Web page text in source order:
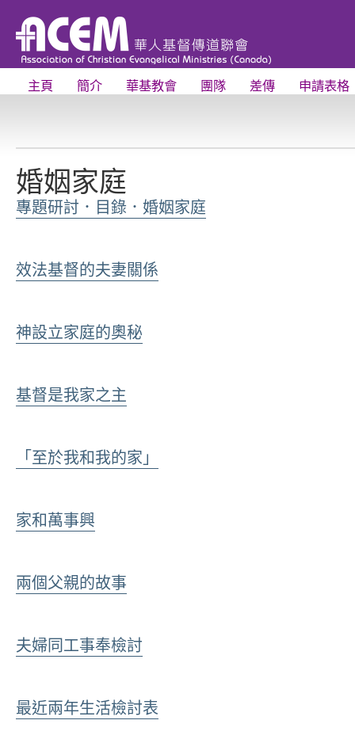
主頁 簡介 華基教會 團隊 差傳 申請表格
婚姻家庭
專題研討．目錄．婚姻家庭
效法基督的夫妻關係
神設立家庭的奧秘
基督是我家之主
「至於我和我的家」
家和萬事興
兩個父親的故事
夫婦同工事奉檢討
最近兩年生活檢討表